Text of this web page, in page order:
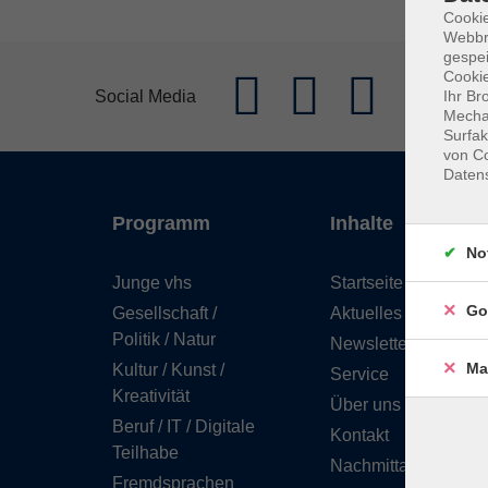
Social Media
Programm
Junge vhs
Gesellschaft /
Politik / Natur
Kultur / Kunst /
Kreativität
Beruf / IT / Digitale
Teilhabe
Fremdsprachen
Inhalte
Startseite
Aktuelles
Newsletter
Service
Über uns
Kontakt
Ihr
von